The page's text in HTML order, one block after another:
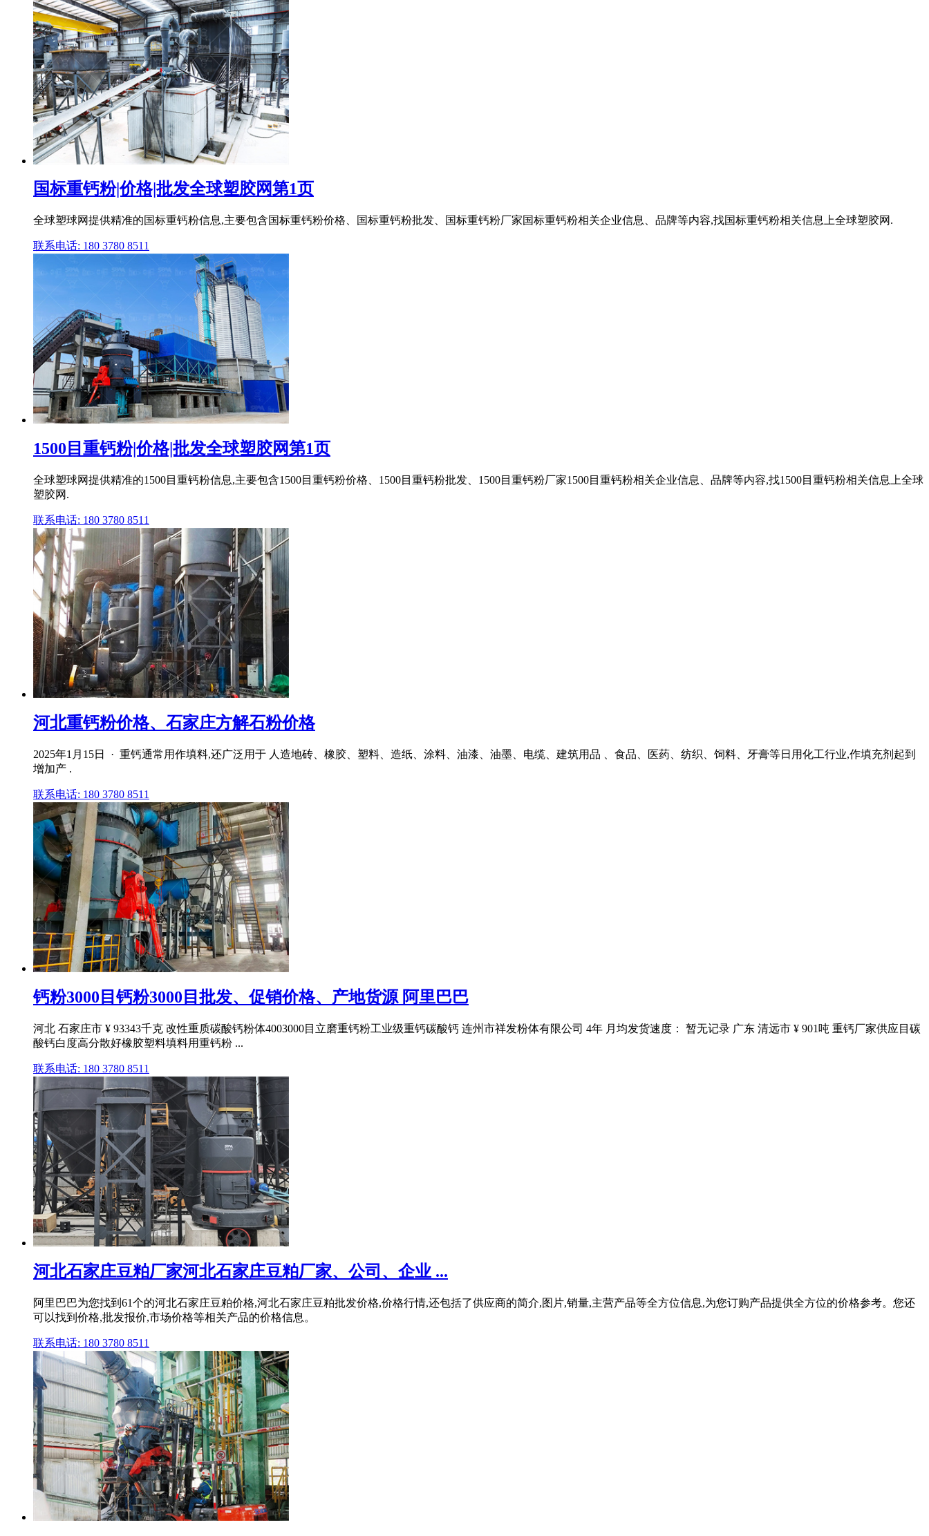
国标重钙粉|价格|批发全球塑胶网第1页
全球塑球网提供精准的国标重钙粉信息,主要包含国标重钙粉价格、国标重钙粉批发、国标重钙粉厂家国标重钙粉相关企业信息、品牌等内容,找国标重钙粉相关信息上全球塑胶网.
联系电话: 180 3780 8511
1500目重钙粉|价格|批发全球塑胶网第1页
全球塑球网提供精准的1500目重钙粉信息,主要包含1500目重钙粉价格、1500目重钙粉批发、1500目重钙粉厂家1500目重钙粉相关企业信息、品牌等内容,找1500目重钙粉相关信息上全球
塑胶网.
联系电话: 180 3780 8511
河北重钙粉价格、石家庄方解石粉价格
2025年1月15日 · 重钙通常用作填料,还广泛用于 人造地砖、橡胶、塑料、造纸、涂料、油漆、油墨、电缆、建筑用品 、食品、医药、纺织、饲料、牙膏等日用化工行业,作填充剂起到
增加产 .
联系电话: 180 3780 8511
钙粉3000目钙粉3000目批发、促销价格、产地货源 阿里巴巴
河北 石家庄市 ¥ 93343千克 改性重质碳酸钙粉体4003000目立磨重钙粉工业级重钙碳酸钙 连州市祥发粉体有限公司 4年 月均发货速度： 暂无记录 广东 清远市 ¥ 901吨 重钙厂家供应目碳
酸钙白度高分散好橡胶塑料填料用重钙粉 ...
联系电话: 180 3780 8511
河北石家庄豆粕厂家河北石家庄豆粕厂家、公司、企业 ...
阿里巴巴为您找到61个的河北石家庄豆粕价格,河北石家庄豆粕批发价格,价格行情,还包括了供应商的简介,图片,销量,主营产品等全方位信息,为您订购产品提供全方位的价格参考。您还
可以找到价格,批发报价,市场价格等相关产品的价格信息。
联系电话: 180 3780 8511